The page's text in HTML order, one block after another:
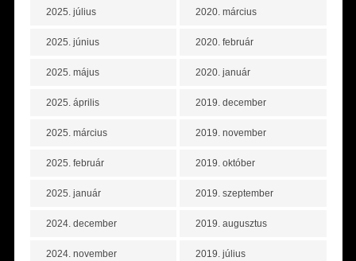
2025. július
2025. június
2025. május
2025. április
2025. március
2025. február
2025. január
2024. december
2024. november
2020. március
2020. február
2020. január
2019. december
2019. november
2019. október
2019. szeptember
2019. augusztus
2019. július